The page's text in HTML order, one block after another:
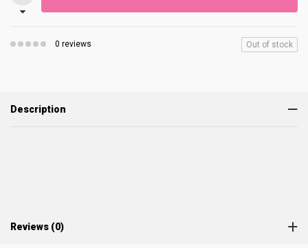
0 reviews Out of stock
Description
Reviews (0)